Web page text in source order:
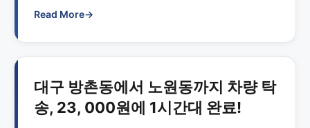
Read More→
대구 방촌동에서 노원동까지 차량 탁
송, 23, 000원에 1시간대 완료!